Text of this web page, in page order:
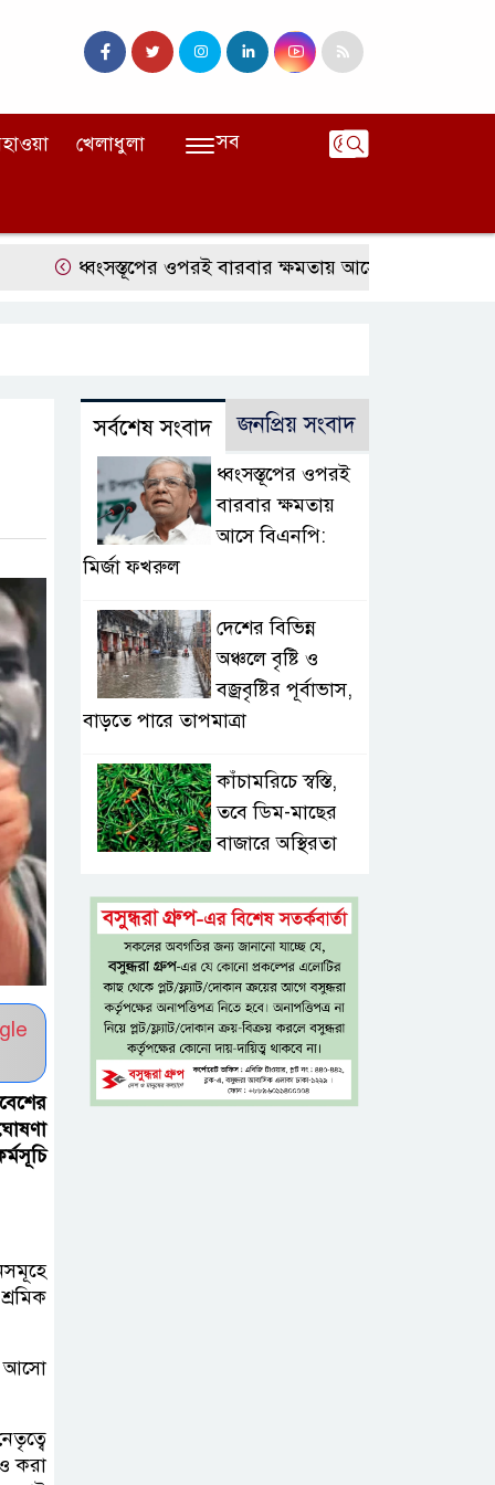
খেলাধুলা সব
ধ্বংসস্তূপের ওপরই বারবার ক্ষমতায় আসে বিএনপি: মির্জা ফখরুল
আসো
করা
সর্বশেষ সংবাদ জনপ্রিয় সংবাদ
ধ্বংসস্তূপের ওপরই
বারবার ক্ষমতায়
আসে বিএনপি:
মির্জা ফখরুল
দেশের বিভিন্ন
অঞ্চলে বৃষ্টি ও
বজ্রবৃষ্টির পূর্বাভাস,
বাড়তে পারে তাপমাত্রা
কাঁচামরিচে স্বস্তি,
তবে ডিম-মাছের
বাজারে অস্থিরতা
সড়কে একদিনে প্রাণ
গেল ১৬ জনের,
সিলেটে বাস সংঘর্ষে
নিহত ৮
নগ্ন প্রেমে, নগ্ন মনে